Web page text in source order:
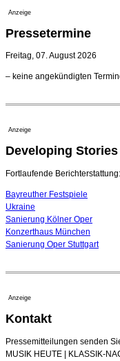
Opernhäuser
Festspiele
Quatuor Ebène
ausgezeichnet
04. August 2026 -
Anzeige
Pressetermine
Freitag, 07. August 2026
– keine angekündigten
Anzeige
Developing Stories
Fortlaufende Berichterstattung:
Bayreuther Festspiele
Ukraine
Sanierung Kölner Oper
Konzerthaus München
Sanierung Oper Stuttgart
Anzeige
Kontakt
Pressemitteilungen senden
MUSIK HEUTE | KLASSIK-